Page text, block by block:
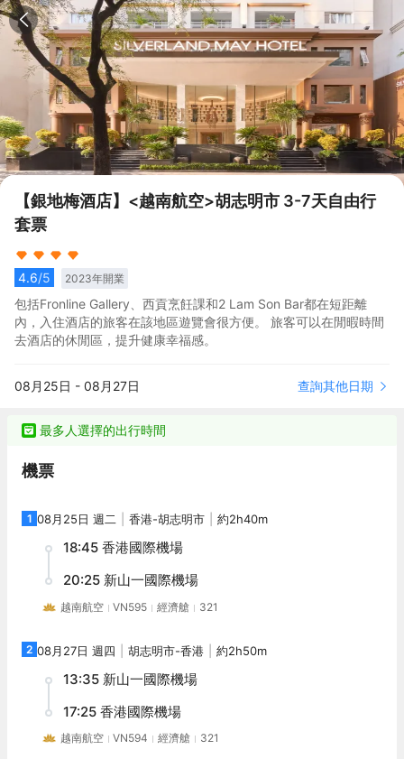
【銀地梅酒店】<越南航空>胡志明市 3-7天自由行
套票
4.6/5 2023年開業
包括Fronline Gallery、西貢烹飪課和2 Lam Son Bar都在短距離
內，入住酒店的旅客在該地區遊覽會很方便。 旅客可以在閒暇時間
去酒店的休閒區，提升健康幸福感。
08月25日 - 08月27日 查詢其他日期
最多人選擇的出行時間
機票
1 08月25日 週二 香港-胡志明市 約2h40m
18:45 香港國際機場
20:25 新山一國際機場
越南航空 VN595 經濟艙 321
2 08月27日 週四 胡志明市-香港 約2h50m
13:35 新山一國際機場
17:25 香港國際機場
越南航空 VN594 經濟艙 321